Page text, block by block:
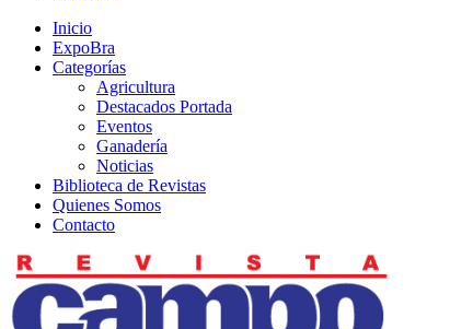
Inicio
ExpoBra
Categorías
Agricultura
Destacados Portada
Eventos
Ganadería
Noticias
Biblioteca de Revistas
Quienes Somos
Contacto